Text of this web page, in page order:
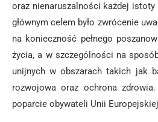
oraz nienaruszalności każdej
głównym celem było zwrócenie
na konieczność pełnego
życia, a w szczególności na
unijnych w obszarach takich jak
rozwojowa oraz ochrona
poparcie obywateli Unii